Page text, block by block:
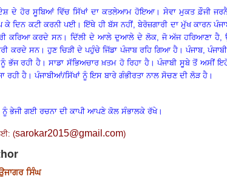
ਦੇ ਹੋਰ ਸੂਬਿਆਂ ਵਿੱਚ ਸਿੱਖਾਂ ਦਾ ਕਤਲੇਆਮ ਹੋਇਆ। ਸੇਵਾ ਮੁਕਤ ਫ਼ੌਜੀ
ਕੇ ਦਿਨ ਕਟੀ ਕਰਨੀ ਪਈ।ਇੱਥੇ ਹੀ ਬੱਸ ਨਹੀਂ, ਬੇਰੋਜ਼ਗਾਰੀ ਦਾ ਮੁੱਖ ਕਾਰਨ
ਕਰਿਆ ਕਰਦੇ ਸਨ।ਦਿੱਲੀ ਦੇ ਆਲੇ ਦੁਆਲੇ ਦੇ ਲੋਕ, ਜੋ ਅੱਜ ਹਰਿਆਣਾ ਹੈ ,
ਕਰਦੇ ਸਨ। ਹੁਣ ਚਿੜੀ ਦੇ ਪਹੁੰਚੇ ਜਿੱਡਾ ਪੰਜਾਬ ਰਹਿ ਗਿਆ ਹੈ।ਪੰਜਾਬ,
ਨੂੰ ਭੱਜ ਰਹੀ ਹੈ।ਸਾਡਾ ਸੱਭਿਅਚਾਰ ਖ਼ਤਮ ਹੋ ਰਿਹਾ ਹੈ।ਪੰਜਾਬੀ ਸੂਬੇ ਤੋਂ ਅਸੀਂ
ਰਹੀ ਹੈ । ਪੰਜਾਬੀਆਂ/ਸਿੱਖਾਂ ਨੂੰ ਇਸ ਬਾਰੇ ਗੰਭੀਰਤਾ ਨਾਲ ਸੋਚਣ ਦੀ ਲੋੜ ਹੈ ।
ਨੂੰ ਭੇਜੀ ਗਈ ਰਚਨਾ ਦੀ ਕਾਪੀ ਆਪਣੇ ਕੋਲ ਸੰਭਾਲਕੇ ਰੱਖੇ।
(sarokar2015@gmail.com)
ਸਿੰਘ